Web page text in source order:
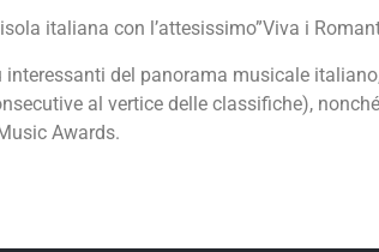
italiana con l’attesissimo”Viva i
del panorama musicale
al vertice delle classifiche),
Awards.